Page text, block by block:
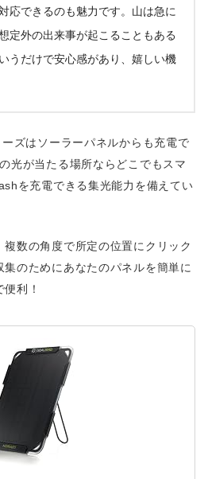
応できるのも魅力です。山は急に
定外の出来事が起こることもある
うだけで安心感があり、嬉しい機
ズはソーラーパネルからも充電で
光が当たる場所ならどこでもスマ
を充電できる集光能力を備えてい
数の角度で所定の位置にクリック
のためにあなたのパネルを簡単に
利！